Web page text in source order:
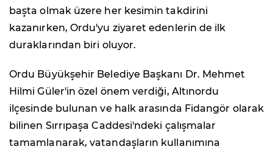
başta olmak üzere her kesimin takdirini
kazanırken, Ordu'yu ziyaret edenlerin de ilk
duraklarından biri oluyor.
Ordu Büyükşehir Belediye Başkanı Dr. Mehmet
Hilmi Güler'in özel önem verdiği, Altınordu
ilçesinde bulunan ve halk arasında Fidangör olarak
bilinen Sırrıpaşa Caddesi'ndeki çalışmalar
tamamlanarak, vatandaşların kullanımına